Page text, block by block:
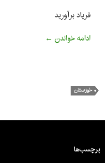
فریاد برآورید
ادامه خواندن
برگی از ←
خوزستان
اخبار سایت
برچسب‌ها